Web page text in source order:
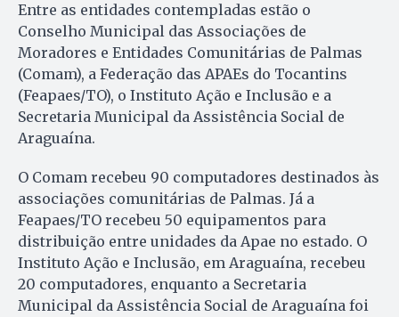
Entre as entidades contempladas estão o
Conselho Municipal das Associações de
Moradores e Entidades Comunitárias de Palmas
(Comam), a Federação das APAEs do Tocantins
(Feapaes/TO), o Instituto Ação e Inclusão e a
Secretaria Municipal da Assistência Social de
Araguaína.
O Comam recebeu 90 computadores destinados às
associações comunitárias de Palmas. Já a
Feapaes/TO recebeu 50 equipamentos para
distribuição entre unidades da Apae no estado. O
Instituto Ação e Inclusão, em Araguaína, recebeu
20 computadores, enquanto a Secretaria
Municipal da Assistência Social de Araguaína foi